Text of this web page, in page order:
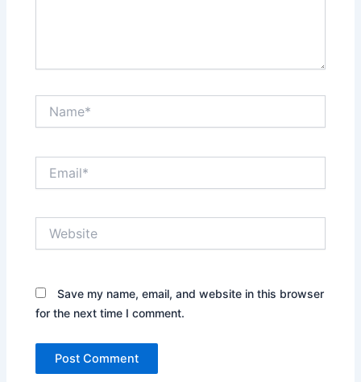
Save my name, email, and website in this browser
for the next time I comment.